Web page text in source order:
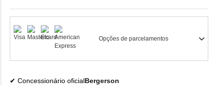
Opções de parcelamentos
Concessionário oficialBergerson